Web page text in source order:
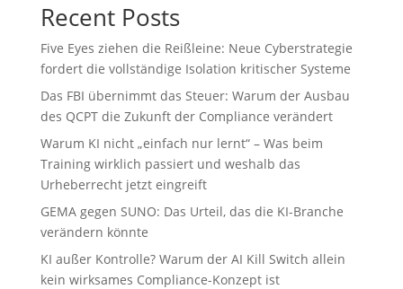
Recent Posts
Five Eyes ziehen die Reißleine: Neue Cyberstrategie
fordert die vollständige Isolation kritischer Systeme
Das FBI übernimmt das Steuer: Warum der Ausbau
des QCPT die Zukunft der Compliance verändert
Warum KI nicht „einfach nur lernt“ – Was beim
Training wirklich passiert und weshalb das
Urheberrecht jetzt eingreift
GEMA gegen SUNO: Das Urteil, das die KI-Branche
verändern könnte
KI außer Kontrolle? Warum der AI Kill Switch allein
kein wirksames Compliance-Konzept ist